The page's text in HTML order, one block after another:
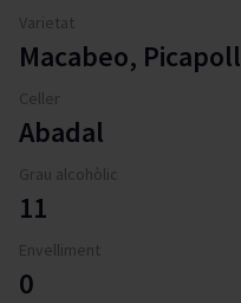
Varietat
Macabeo, Picapoll
Celler
Abadal
Grau alcohòlic
11
Envelliment
0